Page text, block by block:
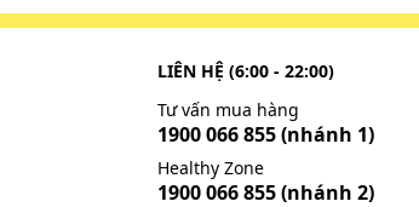
biện pháp thông thường như gây nôn, rửa
LIÊN HỆ (6:00 - 22:00)
Tư vấn mua hàng
1900 066 855(nhánh 1)
Healthy Zone
1900 066 855(nhánh 2)